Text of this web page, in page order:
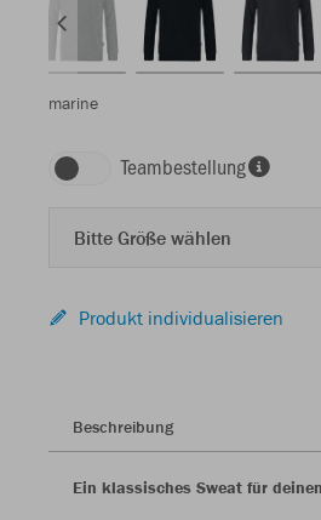
marine
Teambestellung
Bitte Größe wählen
Produkt individualisieren
Beschreibung
Ein klassisches Sweat für